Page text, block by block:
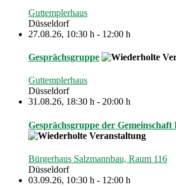
Guttemplerhaus
Düsseldorf
27.08.26, 10:30 h - 12:00 h
Gesprächsgruppe
Guttemplerhaus
Düsseldorf
31.08.26, 18:30 h - 20:00 h
Gesprächsgruppe der Gemeinschaft
Bürgerhaus Salzmannbau, Raum 116
Düsseldorf
03.09.26, 10:30 h - 12:00 h